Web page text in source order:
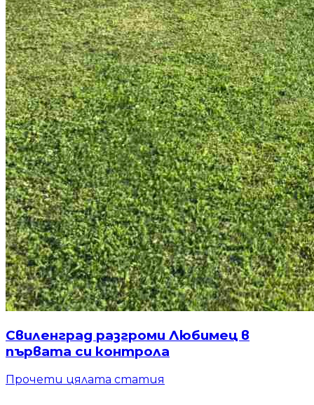
Свиленград разгроми Любимец в
първата си контрола
Прочети цялата статия